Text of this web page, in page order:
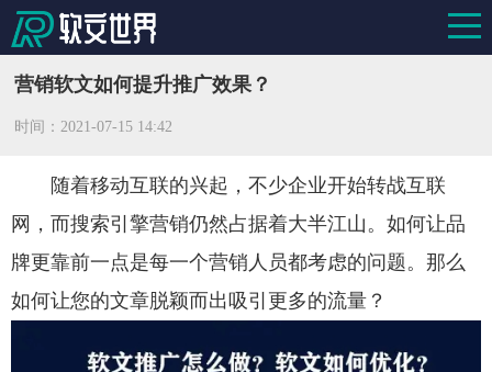
营销软文如何提升推广效果？
时间：2021-07-15 14:42
随着移动互联的兴起，不少企业开始转战互联
网，而搜索引擎营销仍然占据着大半江山。如何让品
牌更靠前一点是每一个营销人员都考虑的问题。那么
如何让您的文章脱颖而出吸引更多的流量？